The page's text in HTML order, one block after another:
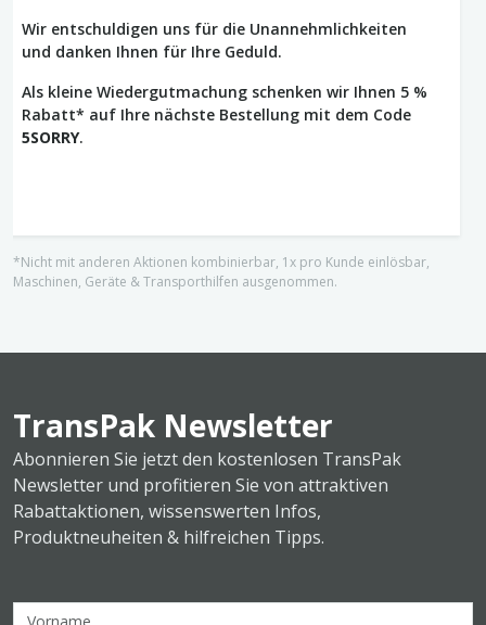
Wir entschuldigen uns für die Unannehmlichkeiten
und danken Ihnen für Ihre Geduld.
Als kleine Wiedergutmachung schenken wir Ihnen 5 %
Rabatt* auf Ihre nächste Bestellung mit dem Code
5SORRY.
*Nicht mit anderen Aktionen kombinierbar, 1x pro Kunde einlösbar,
Maschinen, Geräte & Transporthilfen ausgenommen.
TransPak Newsletter
Abonnieren Sie jetzt den kostenlosen TransPak
Newsletter und profitieren Sie von attraktiven
Rabattaktionen, wissenswerten Infos,
Produktneuheiten & hilfreichen Tipps.